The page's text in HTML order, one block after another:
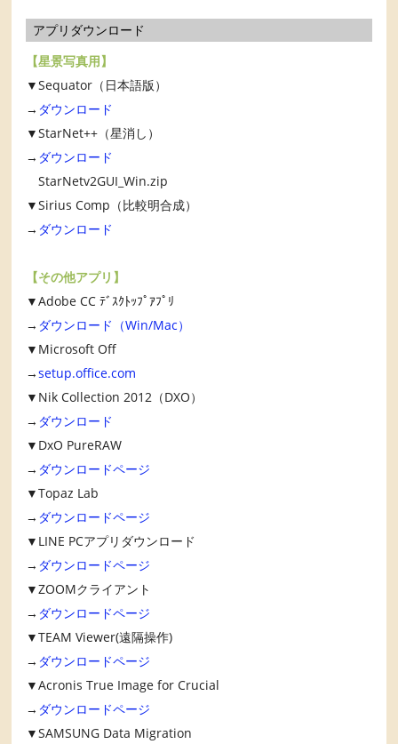
アプリダウンロード
【星景写真用】
▼Sequator（日本語版）
→ ダウンロード
▼StarNet++（星消し）
→ ダウンロード
StarNetv2GUI_Win.zip
▼Sirius Comp（比較明合成）
→ ダウンロード
【その他アプリ】
▼Adobe CC ﾃﾞｽｸﾄｯﾌﾟｱﾌﾟﾘ
→ ダウンロード（Win/Mac）
▼Microsoft Off
→setup.office.com
▼Nik Collection 2012（DXO）
→ ダウンロード
▼DxO PureRAW
→ ダウンロードページ
▼Topaz Lab
→ ダウンロードページ
▼LINE PCアプリダウンロード
→ ダウンロードページ
▼ZOOMクライアント
→ ダウンロードページ
▼TEAM Viewer(遠隔操作)
→ ダウンロードページ
▼Acronis True Image for Crucial
→ ダウンロードページ
▼SAMSUNG Data Migration